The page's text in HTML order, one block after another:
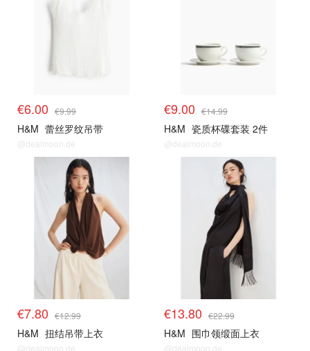
€6.00 €9.99
H&M 蕾丝罗纹吊带
@dealmoon.de
€9.00 €14.99
H&M 瓷质杯碟套装 2件
@dealmoon.de
€7.80 €12.99
H&M 扭结吊带上衣
@dealmoon.de
€13.80 €22.99
H&M 围巾领缎面上衣
@dealmoon.de